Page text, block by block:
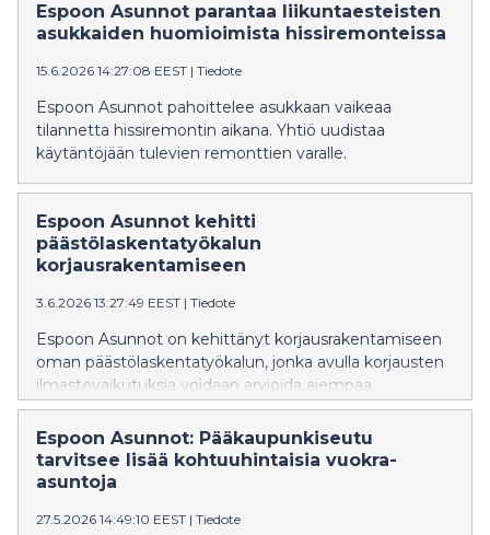
Espoon Asunnot parantaa liikuntaesteisten
asukkaiden huomioimista hissiremonteissa
15.6.2026 14:27:08 EEST | Tiedote
Espoon Asunnot pahoittelee asukkaan vaikeaa
tilannetta hissiremontin aikana. Yhtiö uudistaa
käytäntöjään tulevien remonttien varalle.
Espoon Asunnot kehitti
päästölaskentatyökalun
korjausrakentamiseen
3.6.2026 13:27:49 EEST | Tiedote
Espoon Asunnot on kehittänyt korjausrakentamiseen
oman päästölaskentatyökalun, jonka avulla korjausten
ilmastovaikutuksia voidaan arvioida aiempaa
tarkemmin ja ohjata tehokkaammin. Vuonna 2025
työkalulla pystyttiin laskemaan jo noin 80 prosenttia
korjaustoiminnan päästöistä.
Espoon Asunnot: Pääkaupunkiseutu
tarvitsee lisää kohtuuhintaisia vuokra-
asuntoja
27.5.2026 14:49:10 EEST | Tiedote